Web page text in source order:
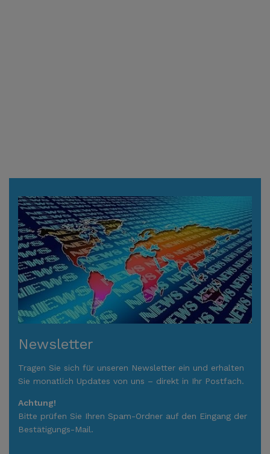
Newsletter
Tragen Sie sich für unseren Newsletter ein und erhalten
Sie monatlich Updates von uns – direkt in Ihr Postfach.
Achtung!
Bitte prüfen Sie Ihren Spam-Ordner auf den Eingang der
Bestätigungs-Mail.